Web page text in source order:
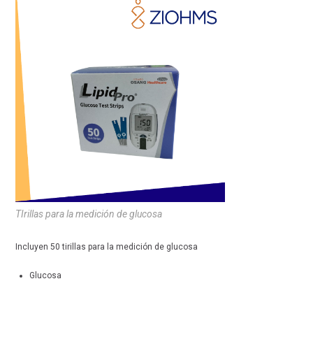
TIrillas para la medición de glucosa
Incluyen 50 tirillas para la medición de glucosa
Glucosa